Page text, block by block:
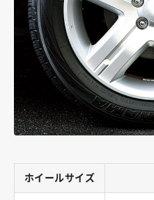
ホイールサイズ